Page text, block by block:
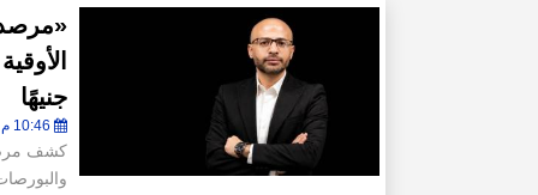
جنيهًا
كشف